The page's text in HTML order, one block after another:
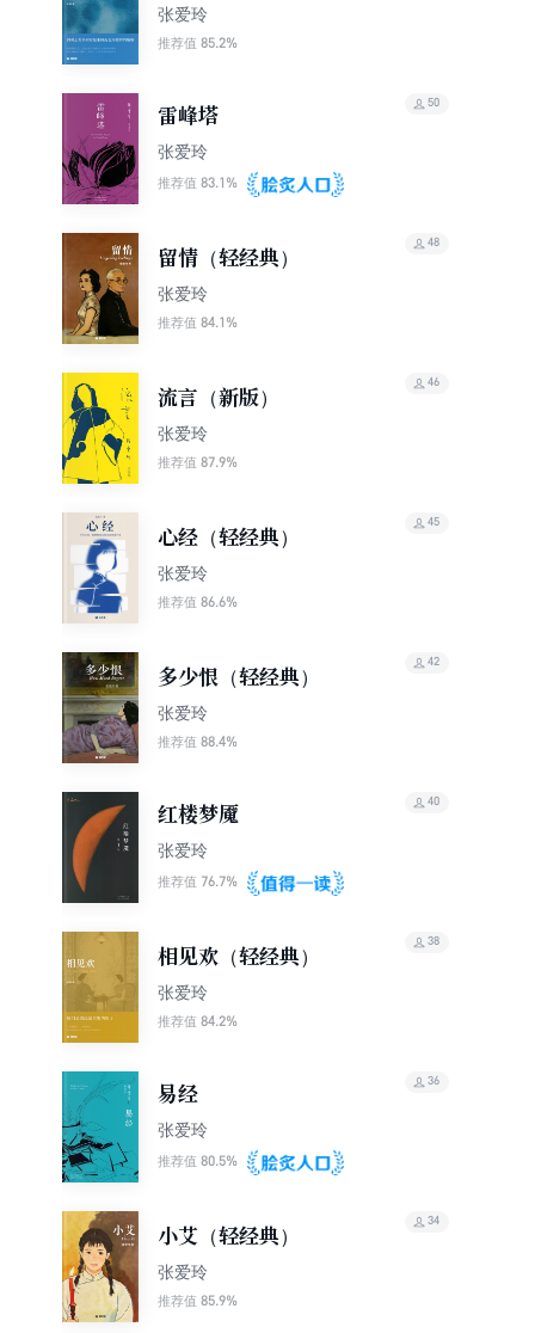
张爱玲
推荐值 85.2%
雷峰塔
张爱玲
推荐值 83.1%
50
留情（轻经典）
张爱玲
推荐值 84.1%
48
流言（新版）
张爱玲
推荐值 87.9%
46
心经（轻经典）
张爱玲
推荐值 86.6%
45
多少恨（轻经典）
张爱玲
推荐值 88.4%
42
红楼梦魇
张爱玲
推荐值 76.7%
40
相见欢（轻经典）
张爱玲
推荐值 84.2%
38
易经
张爱玲
推荐值 80.5%
36
小艾（轻经典）
张爱玲
推荐值 85.9%
34